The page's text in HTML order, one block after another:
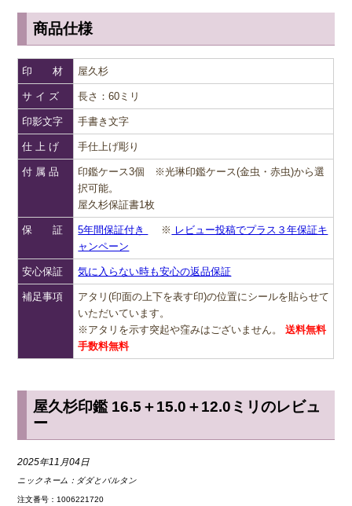
商品仕様
印 材 屋久杉
サ イ ズ 長さ：60ミリ
印影文字 手書き文字
仕 上 げ 手仕上げ彫り
付 属 品
印鑑ケース3個 ※光琳印鑑ケース(金虫・赤虫)から選
択可能。
屋久杉保証書1枚
保 証 5年間保証付き ※ レビュー投稿でプラス３年保証キ
ャンペーン
安心保証 気に入らない時も安心の返品保証
補足事項
アタリ(印面の上下を表す印)の位置にシールを貼らせて
いただいています。
※アタリを示す突起や窪みはございません。送料無料
手数料無料
屋久杉印鑑 16.5＋15.0＋12.0ミリのレビュ
ー
2025年11月04日
ニックネーム： ダダとバルタン
注文番号：1006221720